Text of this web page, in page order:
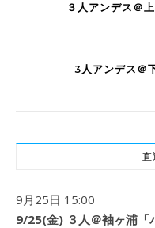
３人アンデス＠
3人アンデス＠
直
9月25日 15:00
9/25(金) ３人＠袖ヶ浦「